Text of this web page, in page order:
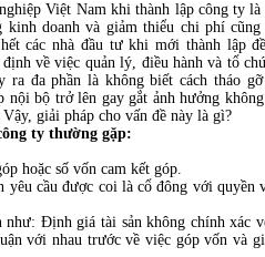
Việt Nam khi thành lập công ty là
kinh doanh và giảm thiểu chi phí
các nhà đầu tư khi mới thành lập
về việc quản lý, điều hành và tổ
ra đa phần là không biết cách tháo
nội bộ trở lên gay gắt ảnh hưởng
giải pháp cho vấn đề này là gì?
ty thường gặp:
hoặc số vốn cam kết góp.
yêu cầu được coi là cổ đông với quyền
như: Định giá tài sản không chính xác
với nhau trước về việc góp vốn và